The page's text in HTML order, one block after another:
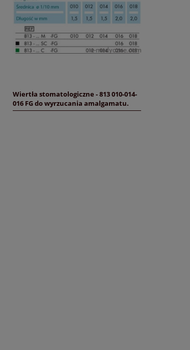
Wiertła stomatologiczne - 813 010-014-
016 FG do wyrzucania amalgamatu.